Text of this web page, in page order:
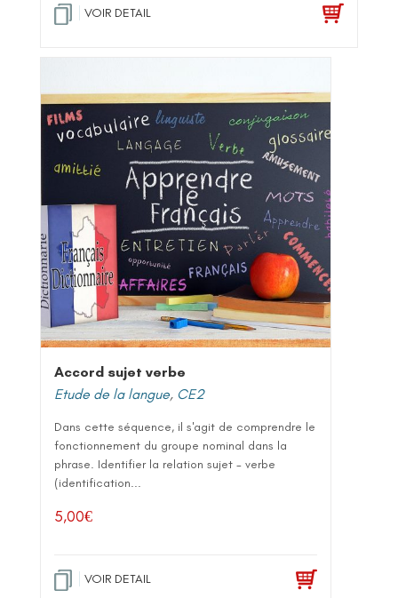
VOIR DETAIL
Accord sujet verbe
Etude de la langue, CE2
Dans cette séquence, il s'agit de comprendre le
fonctionnement du groupe nominal dans la
phrase. Identifier la relation sujet - verbe
(identification...
5,00€
VOIR DETAIL